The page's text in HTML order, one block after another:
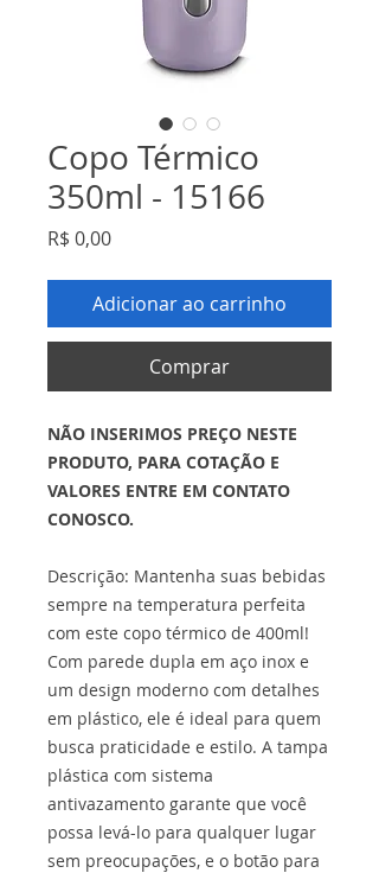
Copo Térmico
350ml - 15166
R$ 0,00Preço
Adicionar ao carrinho
Comprar
NÃO INSERIMOS PREÇO NESTE
PRODUTO, PARA COTAÇÃO E
VALORES ENTRE EM CONTATO
CONOSCO.
Descrição: Mantenha suas bebidas
sempre na temperatura perfeita
com este copo térmico de 400ml!
Com parede dupla em aço inox e
um design moderno com detalhes
em plástico, ele é ideal para quem
busca praticidade e estilo. A tampa
plástica com sistema
antivazamento garante que você
possa levá-lo para qualquer lugar
sem preocupações, e o botão para